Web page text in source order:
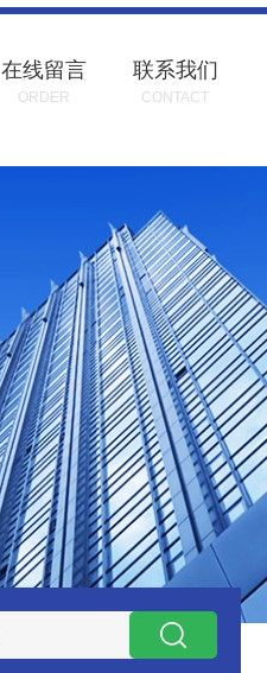
在线留言
ORDER
联系我们
CONTACT
CQB1500数字恒流防爆矿用